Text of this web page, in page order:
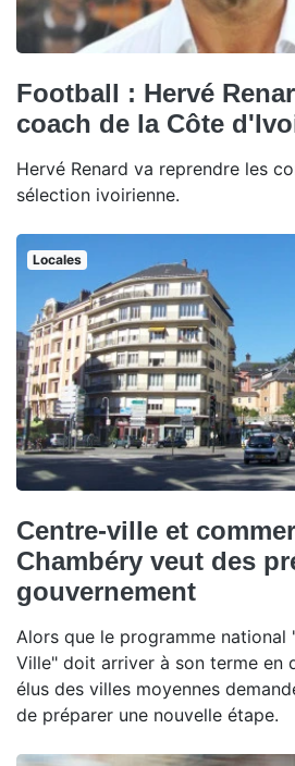
Football : Hervé
coach de la Côte
Hervé Renard va reprendre les
sélection ivoirienne.
Locales
Centre-ville et
Chambéry veut des
gouvernement
Alors que le programme
Ville" doit arriver à son terme en
élus des villes moyennes
de préparer une nouvelle étape.